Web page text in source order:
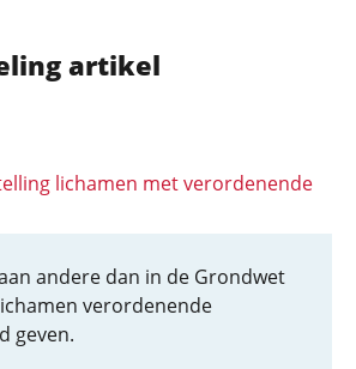
artikel
lichamen met verordenende
andere dan in de Grondwet
verordenende
geven.